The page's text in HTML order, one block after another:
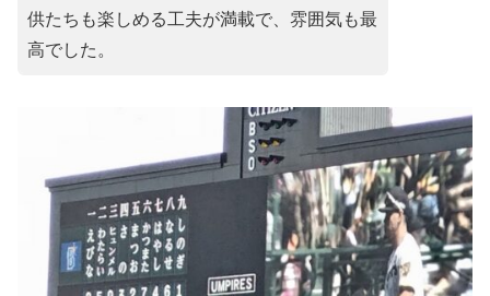
供たちも楽しめる工夫が満載で、雰囲気も最
高でした。